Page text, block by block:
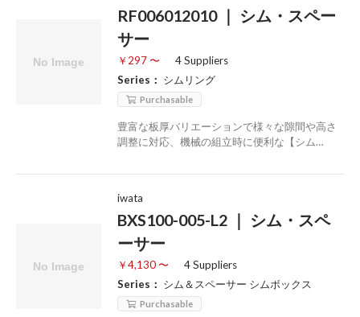
RF006012010 ｜ シム・スペー
サー
￥297 〜
4 Suppliers
Series： シムリング
Purchasable
豊富な板厚バリエーションで様々な隙間や高さ
調整に対応、機械の組立時に便利な【シム…
iwata
BXS100-005-L2 ｜ シム・スペ
ーサー
￥4,130 〜
4 Suppliers
Series： シム＆スペーサー シムボックス
Purchasable